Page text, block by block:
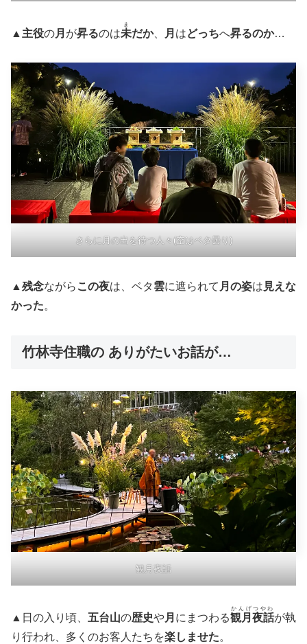
▲ 主役の月 が昇るのは未
ま
だか、 月 はどっちへ昇るのか…
さらに月の出を待つ人々(空はベタ曇り)
▲ 残念ながら この夜は、ベタ雲に遮られて 月の姿は 見えな
かった。
竹林寺住職の ありがたいお話が…
観月夜話
▲日の入り頃、 五台山の歴史や月 にまつわる観月夜話
かんげつやわ
が執
り行われ、多くのお客人たちを楽しませた。